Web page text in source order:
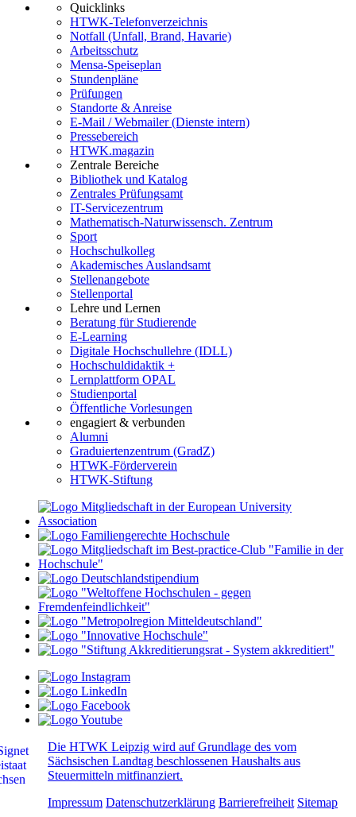
Quicklinks
HTWK-Telefonverzeichnis
Notfall (Unfall, Brand, Havarie)
Arbeitsschutz
Mensa-Speiseplan
Stundenpläne
Prüfungen
Standorte & Anreise
E-Mail / Webmailer (Dienste intern)
Pressebereich
HTWK.magazin
Zentrale Bereiche
Bibliothek und Katalog
Zentrales Prüfungsamt
IT-Servicezentrum
Mathematisch-Naturwissensch. Zentrum
Sport
Hochschulkolleg
Akademisches Auslandsamt
Stellenangebote
Stellenportal
Lehre und Lernen
Beratung für Studierende
E-Learning
Digitale Hochschullehre (IDLL)
Hochschuldidaktik +
Lernplattform OPAL
Studienportal
Öffentliche Vorlesungen
engagiert & verbunden
Alumni
Graduiertenzentrum (GradZ)
HTWK-Förderverein
HTWK-Stiftung
Die HTWK Leipzig wird auf Grundlage des vom
Sächsischen Landtag beschlossenen Haushalts aus
Steuermitteln mitfinanziert.
Impressum Datenschutzerklärung Barrierefreiheit Sitemap